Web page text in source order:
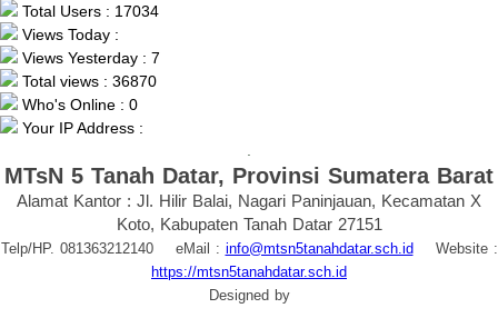
Total Users : 17034
Views Today :
Views Yesterday : 7
Total views : 36870
Who's Online : 0
Your IP Address :
MTsN 5 Tanah Datar, Provinsi Sumatera Barat
Alamat Kantor : Jl. Hilir Balai, Nagari Paninjauan, Kecamatan X
Koto, Kabupaten Tanah Datar 27151
Telp/HP. 081363212140 eMail : info@mtsn5tanahdatar.sch.id
Website :
https://mtsn5tanahdatar.sch.id
Designed by